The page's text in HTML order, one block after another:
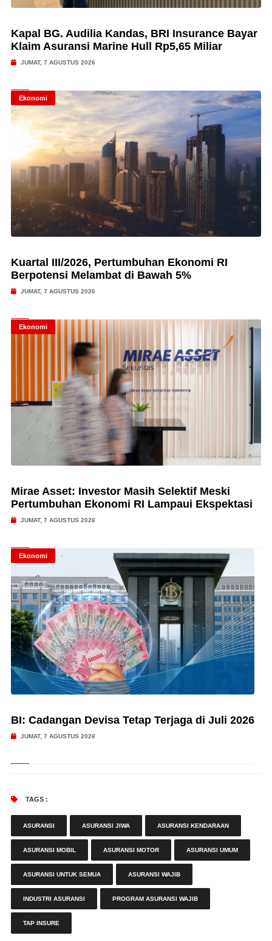
Kapal BG. Audilia Kandas, BRI Insurance Bayar
Klaim Asuransi Marine Hull Rp5,65 Miliar
JUMAT, 7 AGUSTUS 2026
Ekonomi
Kuartal III/2026, Pertumbuhan Ekonomi RI
Berpotensi Melambat di Bawah 5%
JUMAT, 7 AGUSTUS 2026
Ekonomi
Mirae Asset: Investor Masih Selektif Meski
Pertumbuhan Ekonomi RI Lampaui Ekspektasi
JUMAT, 7 AGUSTUS 2026
Ekonomi
BI: Cadangan Devisa Tetap Terjaga di Juli 2026
JUMAT, 7 AGUSTUS 2026
TAGS :
ASURANSI ASURANSI JIWA ASURANSI KENDARAAN
ASURANSI MOBIL ASURANSI MOTOR ASURANSI UMUM
ASURANSI UNTUK SEMUA ASURANSI WAJIB
INDUSTRI ASURANSI PROGRAM ASURANSI WAJIB
TAP INSURE